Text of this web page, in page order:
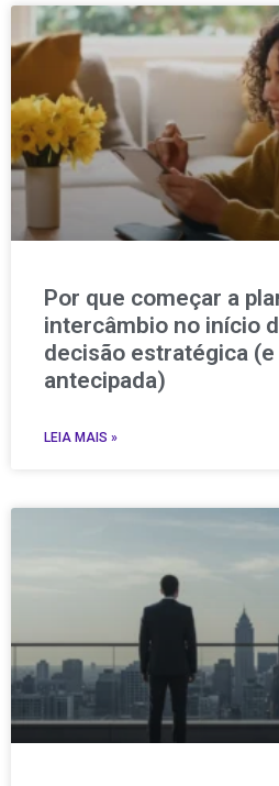
Por que começar a
intercâmbio no início
decisão estratégica (e
antecipada)
LEIA MAIS »